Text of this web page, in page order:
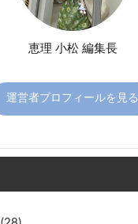
恵理 小松 編集長
運営者プロフィールを見る